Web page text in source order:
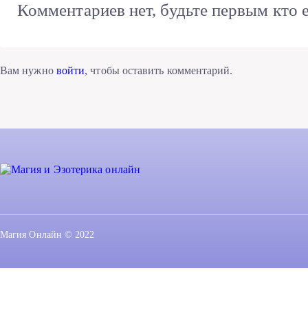
Комментариев нет, будьте первым кто
Вам нужно войти, чтобы оставить комментарий.
Магия Онлайн © 2022